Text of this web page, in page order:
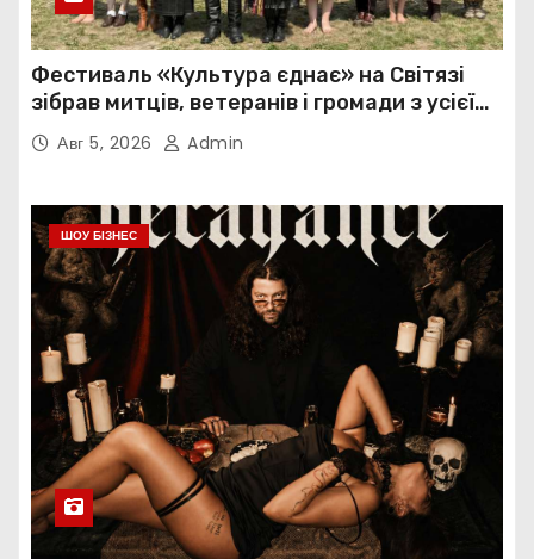
Фестиваль «Культура єднає» на Світязі
зібрав митців, ветеранів і громади з усієї
України
Авг 5, 2026 Admin
ШОУ БІЗНЕС